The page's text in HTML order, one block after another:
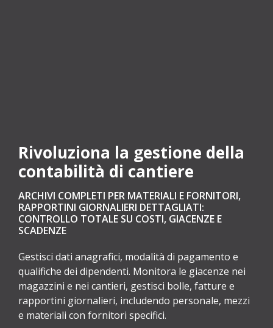
Rivoluziona la gestione della
contabilità di cantiere
ARCHIVI COMPLETI PER MATERIALI E FORNITORI,
RAPPORTINI GIORNALIERI DETTAGLIATI:
CONTROLLO TOTALE SU COSTI, GIACENZE E
SCADENZE
Gestisci dati anagrafici, modalità di pagamento e
qualifiche dei dipendenti. Monitora le giacenze nei
magazzini e nei cantieri, gestisci bolle, fatture e
rapportini giornalieri, includendo personale, mezzi
e materiali con fornitori specifici.